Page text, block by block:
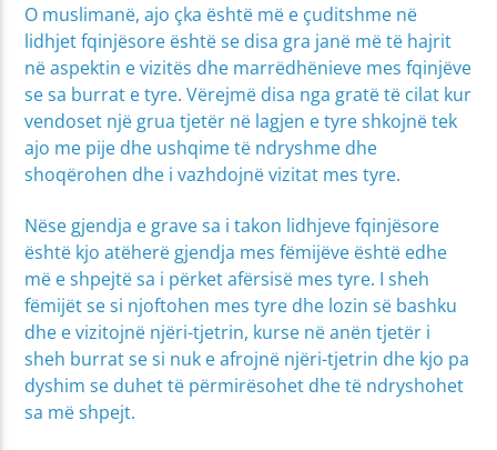
O muslimanë, ajo çka është më e çuditshme në
lidhjet fqinjësore është se disa gra janë më të hajrit
në aspektin e vizitës dhe marrëdhënieve mes fqinjëve
se sa burrat e tyre. Vërejmë disa nga gratë të cilat kur
vendoset një grua tjetër në lagjen e tyre shkojnë tek
ajo me pije dhe ushqime të ndryshme dhe
shoqërohen dhe i vazhdojnë vizitat mes tyre.
Nëse gjendja e grave sa i takon lidhjeve fqinjësore
është kjo atëherë gjendja mes fëmijëve është edhe
më e shpejtë sa i përket afërsisë mes tyre. I sheh
fëmijët se si njoftohen mes tyre dhe lozin së bashku
dhe e vizitojnë njëri-tjetrin, kurse në anën tjetër i
sheh burrat se si nuk e afrojnë njëri-tjetrin dhe kjo pa
dyshim se duhet të përmirësohet dhe të ndryshohet
sa më shpejt.